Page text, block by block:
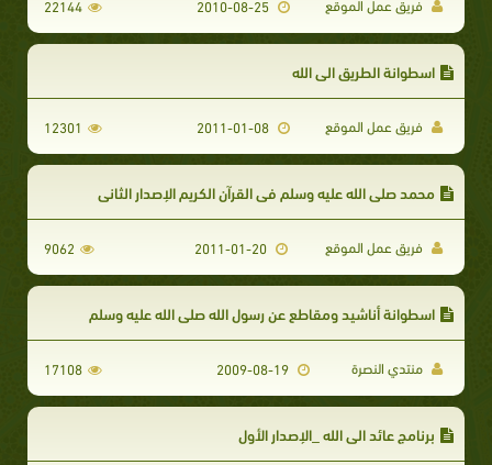
فريق عمل الموقع 22144
اسطوانة الطريق الى الله
فريق عمل الموقع 12301
محمد صلى الله عليه وسلم فى القرآن الكريم الإصدار الثاني
فريق عمل الموقع 9062
اسطوانة أناشيد ومقاطع عن رسول الله صلى الله عليه وسلم
منتدي النصرة 17108
برنامج عائد الى الله _الإصدار الأول